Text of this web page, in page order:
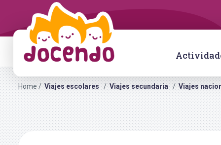
Home Viajes escolares Viajes secundaria Viajes